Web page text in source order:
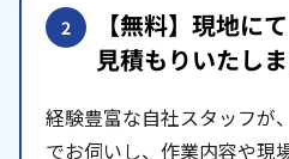
2 【無料】現地にて
見積もりいたしま
経験豊富な自社スタッフが
でお伺いし、作業内容や現